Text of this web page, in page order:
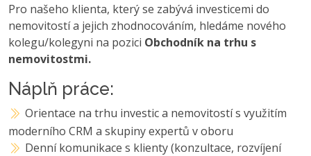
Pro našeho klienta, který se zabývá investicemi do
nemovitostí a jejich zhodnocováním, hledáme nového
kolegu/kolegyni na pozici Obchodník na trhu s
nemovitostmi.
Náplň práce:
Orientace na trhu investic a nemovitostí s využitím
moderního CRM a skupiny expertů v oboru
Denní komunikace s klienty (konzultace, rozvíjení